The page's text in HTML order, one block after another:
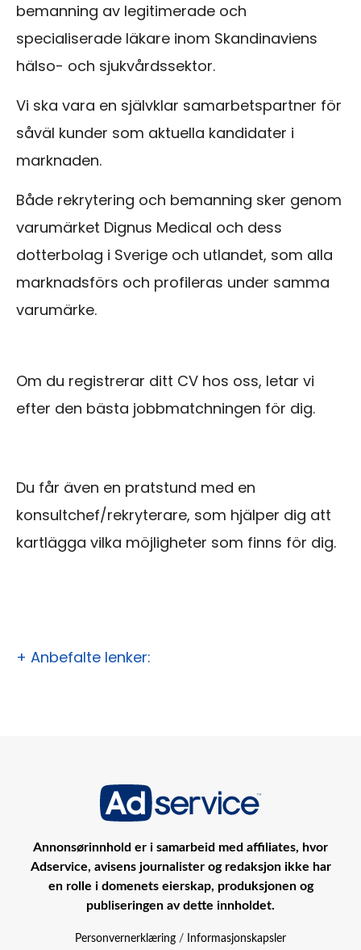
bemanning av legitimerade och
specialiserade läkare inom Skandinaviens
hälso- och sjukvårdssektor.
Vi ska vara en självklar samarbetspartner för
såväl kunder som aktuella kandidater i
marknaden.
Både rekrytering och bemanning sker genom
varumärket Dignus Medical och dess
dotterbolag i Sverige och utlandet, som alla
marknadsförs och profileras under samma
varumärke.
Om du registrerar ditt CV hos oss, letar vi
efter den bästa jobbmatchningen för dig.
Du får även en pratstund med en
konsultchef/rekryterare, som hjälper dig att
kartlägga vilka möjligheter som finns för dig.
+ Anbefalte lenker:
Annonsørinnhold er i samarbeid med affiliates, hvor
Adservice, avisens journalister og redaksjon ikke har
en rolle i domenets eierskap, produksjonen og
publiseringen av dette innholdet.
Personvernerklæring / Informasjonskapsler